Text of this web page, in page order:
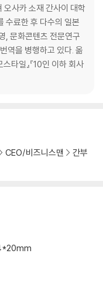
하는 기준
오사카 소재 간사이 대학
수료한 후 다수의 일본
, 문화콘텐츠 전문연구
역을 병행하고 있다. 옮
타일』『10인 이하 회사
CEO/비즈니스맨
간부